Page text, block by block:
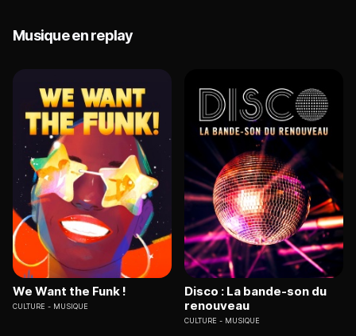
Musique en replay
We Want the Funk !
CULTURE MUSIQUE
Disco : La bande-son du
renouveau
CULTURE MUSIQUE